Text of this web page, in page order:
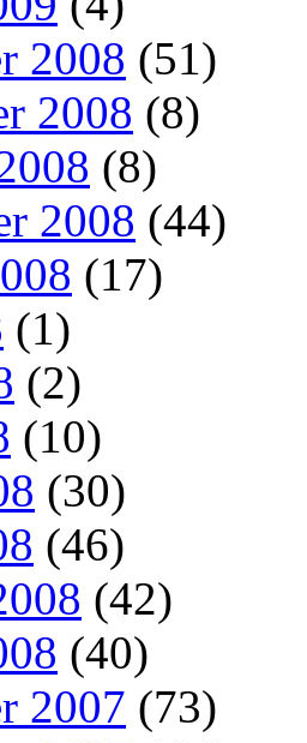
2008 (51)
2008 (8)
(8)
2008 (44)
(17)
(1)
(2)
(10)
(30)
(46)
(42)
(40)
2007 (73)